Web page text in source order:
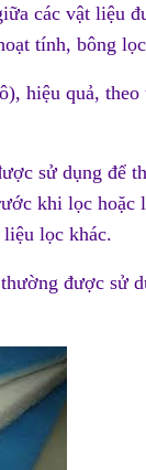
các vật liệu
tính, bông
hiệu quả,
sử dụng để
khi lọc hoặc
lọc khác.
được sử